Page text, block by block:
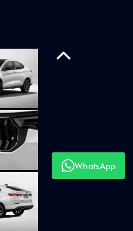
Anterior
WhatsApp